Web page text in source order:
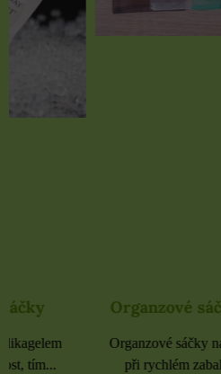
Organzové sáčky 9x12 cm
Organzové sáčky najdou uplatnění
při rychlém zabalení dárků,...